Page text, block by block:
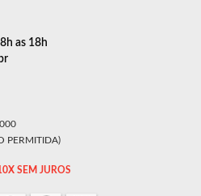
as 18h
PERMITIDA)
SEM JUROS